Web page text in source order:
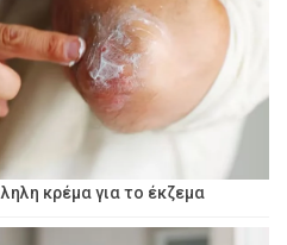
κρέμα για το έκζεμα